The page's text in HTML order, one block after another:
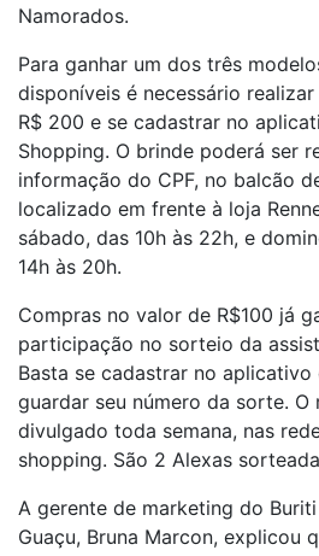
Namorados.
Para ganhar um dos três
disponíveis é necessário
R$ 200 e se cadastrar no
Shopping. O brinde poderá ser
informação do CPF, no balcão
localizado em frente à loja
sábado, das 10h às 22h, e
14h às 20h.
Compras no valor de R$100 já
participação no sorteio da
Basta se cadastrar no
guardar seu número da sorte. O
divulgado toda semana, nas
shopping. São 2 Alexas
A gerente de marketing do
Guaçu, Bruna Marcon, explicou